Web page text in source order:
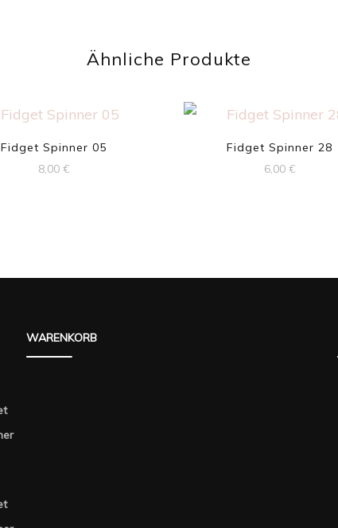
Ähnliche Produkte
Fidget Spinner 05
8,00 €
Fidget Spinner 28
6,00 €
WARENKORB